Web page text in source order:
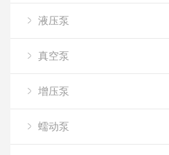
液压泵
真空泵
增压泵
蠕动泵